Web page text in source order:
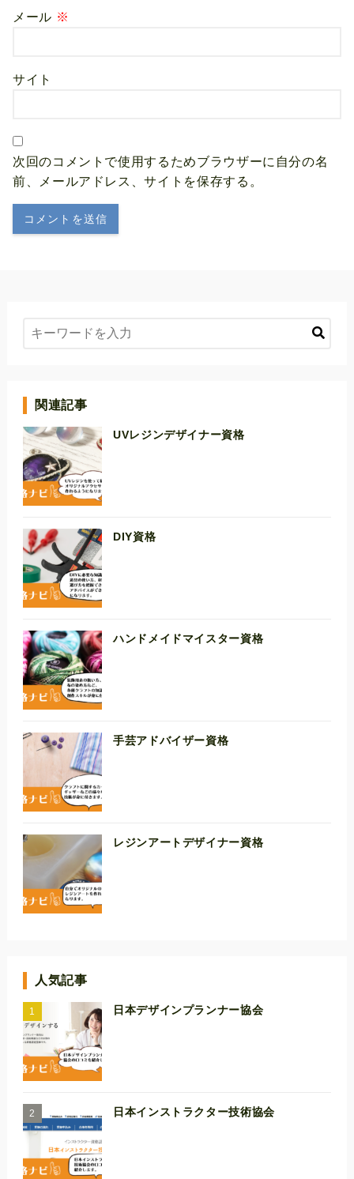
メール ※
サイト
次回のコメントで使用するためブラウザーに自分の名
前、メールアドレス、サイトを保存する。
関連記事
UVレジンデザイナー資格
DIY資格
ハンドメイドマイスター資格
手芸アドバイザー資格
レジンアートデザイナー資格
人気記事
日本デザインプランナー協会
日本インストラクター技術協会